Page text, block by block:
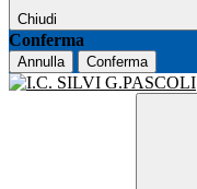
Chiudi
Conferma
Annulla Conferma